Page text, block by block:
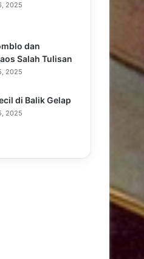
2025
dan
Salah Tulisan
2025
di Balik Gelap
2025